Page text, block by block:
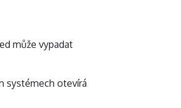
může vypadat
systémech otevírá